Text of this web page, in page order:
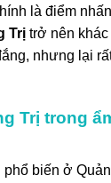
là điểm
Trịtrở nên khác
nhưng lại
Trị trong
phổ biến ở